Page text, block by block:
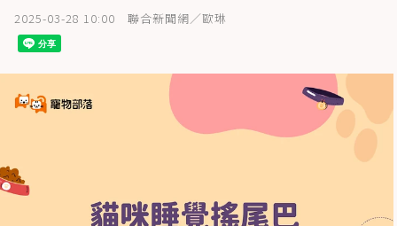
2025-03-28 10:00 聯合新聞網／歐琳